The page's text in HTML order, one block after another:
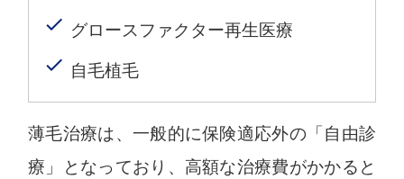
グロースファクター再生医療
自毛植毛
薄毛治療は、一般的に保険適応外の「自由診
療」となっており、高額な治療費がかかると